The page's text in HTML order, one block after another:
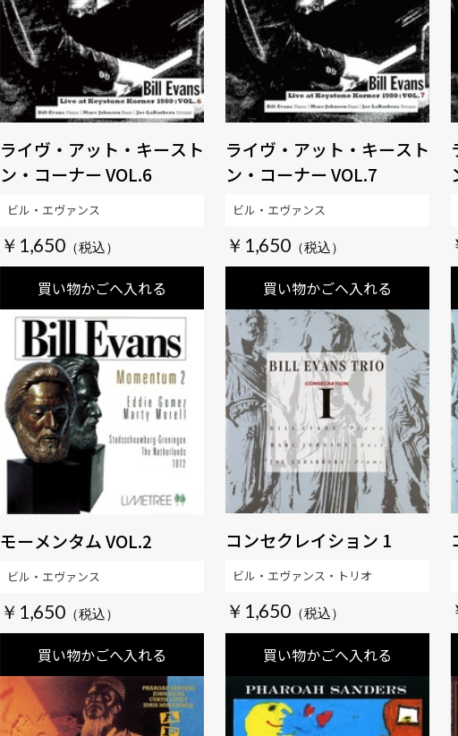
ライヴ・アット・キースト
ン・コーナー VOL.6
￥1,650
買い物かごへ入れる
ビル・エヴァンス
ライヴ・アット・キースト
ン・コーナー VOL.7
￥1,650
買い物かごへ入れる
ビル・エヴァンス
モーメンタム VOL.2
￥1,650
買い物かごへ入れる
ビル・エヴァンス
コンセクレイション 1
￥1,650
買い物かごへ入れる
ビル・エヴァンス・トリオ